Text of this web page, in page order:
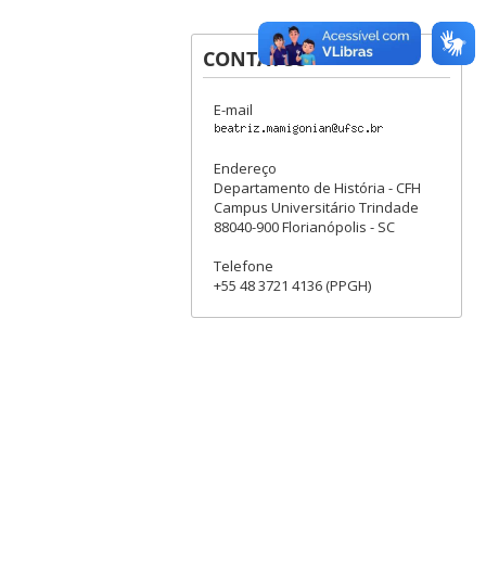
CONTATOS
E-mail
Endereço
Departamento de História - CFH
Campus Universitário Trindade
88040-900 Florianópolis - SC
Telefone
+55 48 3721 4136 (PPGH)